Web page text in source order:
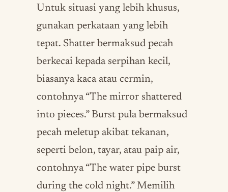
Untuk situasi yang lebih khusus,
gunakan perkataan yang lebih
tepat. Shatter bermaksud pecah
berkecai kepada serpihan kecil,
biasanya kaca atau cermin,
contohnya “The mirror shattered
into pieces.” Burst pula bermaksud
pecah meletup akibat tekanan,
seperti belon, tayar, atau paip air,
contohnya “The water pipe burst
during the cold night.” Memilih